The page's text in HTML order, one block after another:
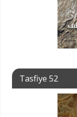
Tasfiye 52